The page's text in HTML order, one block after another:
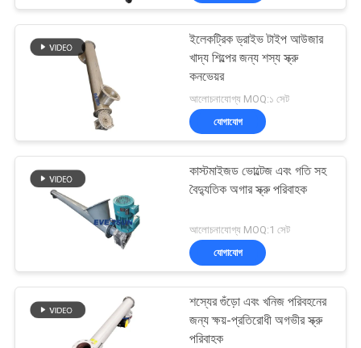
করুন
আবেদন
সাইটম্যাপ
ইলেকট্রিক ড্রাইভ টাইপ আউজার
খাদ্য শিল্পের জন্য শস্য স্ক্রু
কনভেয়র
আলোচনাযোগ্য MOQ:১ সেট
যোগাযোগ
কাস্টমাইজড ভোল্টেজ এবং গতি সহ
বৈদ্যুতিক অগার স্ক্রু পরিবাহক
আলোচনাযোগ্য MOQ:1 সেট
যোগাযোগ
শস্যের গুঁড়ো এবং খনিজ পরিবহনের
জন্য ক্ষয়-প্রতিরোধী অগভীর স্ক্রু
পরিবাহক